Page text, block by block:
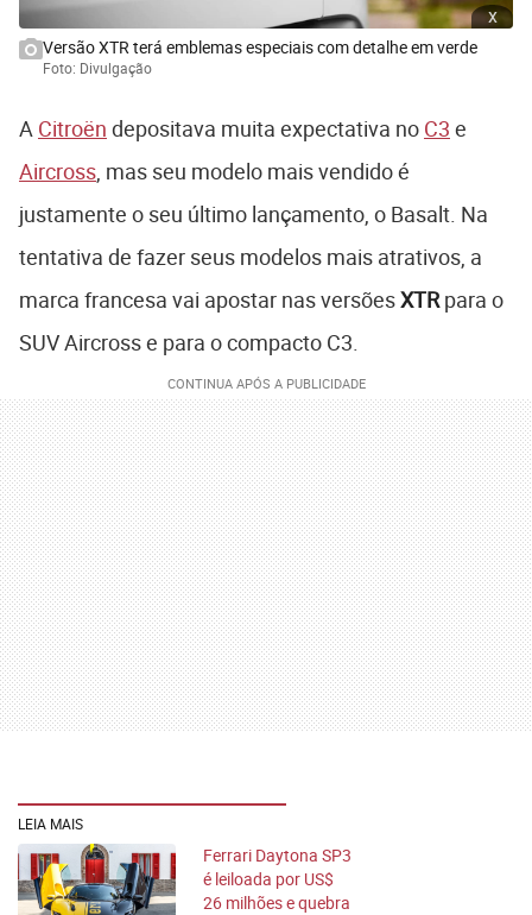
x
Versão XTR terá emblemas especiais com detalhe em verde
Foto: Divulgação
A Citroën depositava muita expectativa no C3 e
Aircross , mas seu modelo mais vendido é
justamente o seu último lançamento, o Basalt. Na
tentativa de fazer seus modelos mais atrativos, a
marca francesa vai apostar nas versõesXTR para o
SUV Aircross e para o compacto C3.
LEIA MAIS
Ferrari Daytona SP3
é leiloada por US$
26 milhões e quebra